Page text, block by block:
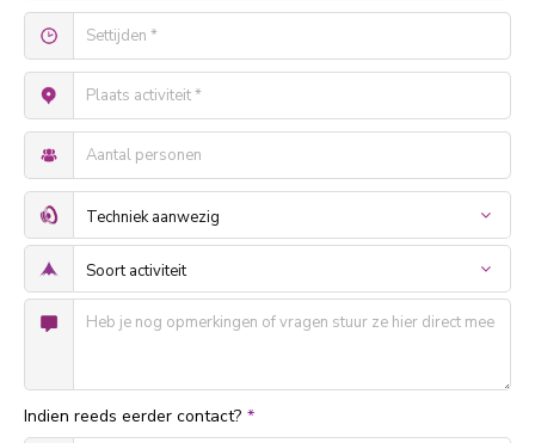
Indien reeds eerder contact? *